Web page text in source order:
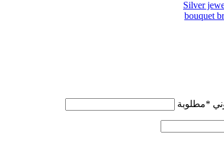
Silver
bouquet
*مطلوبة